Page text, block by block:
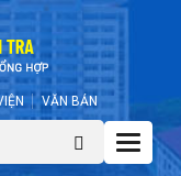
VĂN BẢN
Toggle